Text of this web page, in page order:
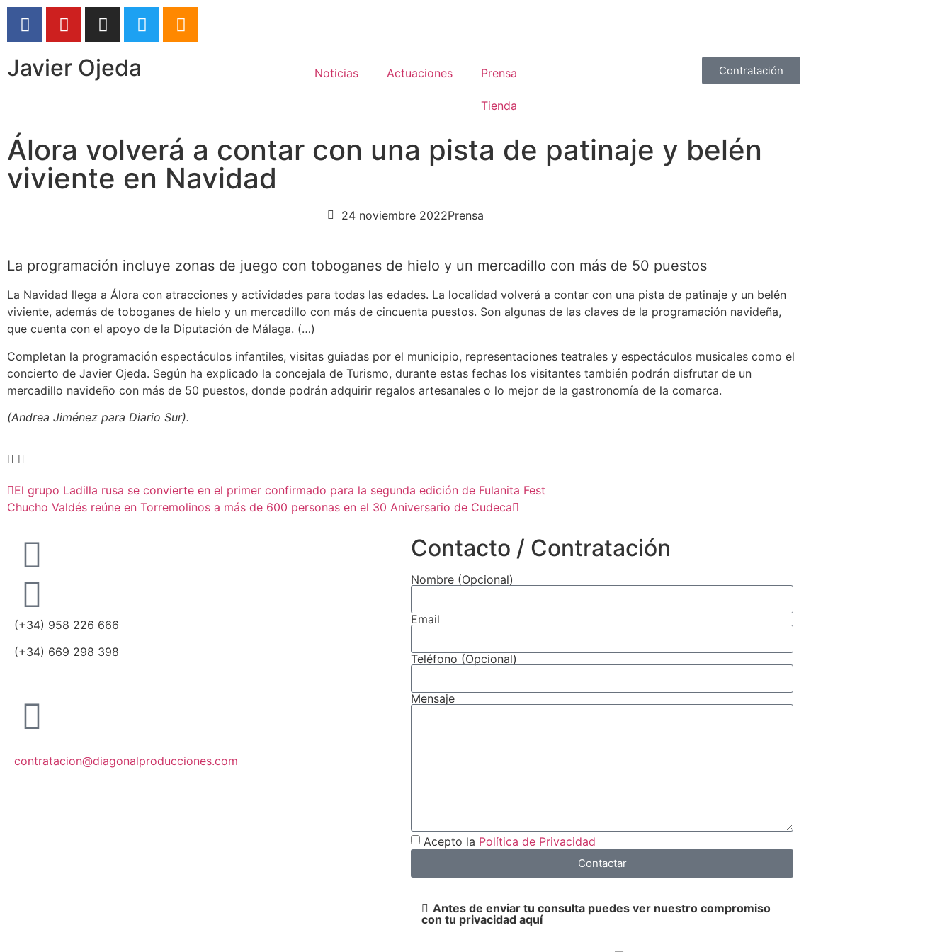
Javier Ojeda Noticias Actuaciones Prensa
Tienda
Contratación
Álora volverá a contar con una pista de patinaje y belén
viviente en Navidad
24 noviembre 2022Prensa
La programación incluye zonas de juego con toboganes de hielo y un mercadillo con más de 50 puestos
La Navidad llega a Álora con atracciones y actividades para todas las edades. La localidad volverá a contar con una pista de patinaje y un belén
viviente, además de toboganes de hielo y un mercadillo con más de cincuenta puestos. Son algunas de las claves de la programación navideña,
que cuenta con el apoyo de la Diputación de Málaga. (…)
Completan la programación espectáculos infantiles, visitas guiadas por el municipio, representaciones teatrales y espectáculos musicales como el
concierto de Javier Ojeda. Según ha explicado la concejala de Turismo, durante estas fechas los visitantes también podrán disfrutar de un
mercadillo navideño con más de 50 puestos, donde podrán adquirir regalos artesanales o lo mejor de la gastronomía de la comarca.
(Andrea Jiménez para Diario Sur).
El grupo Ladilla rusa se convierte en el primer confirmado para la segunda edición de Fulanita Fest
Chucho Valdés reúne en Torremolinos a más de 600 personas en el 30 Aniversario de Cudeca
(+34) 958 226 666
(+34) 669 298 398
contratacion@diagonalproducciones.com
Contacto / Contratación
Nombre (Opcional)
Email
Teléfono (Opcional)
Mensaje
Acepto la Política de Privacidad
Contactar
Antes de enviar tu consulta puedes ver nuestro compromiso
con tu privacidad aquí